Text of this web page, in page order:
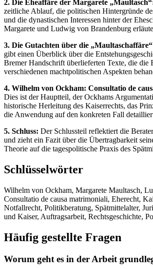
2. Die Eheaffäre der Margarete
zeitliche Ablauf, die politischen Hintergründe
und die dynastischen Interessen hinter der
Margarete und Ludwig von Brandenburg
3. Die Gutachten über die
gibt einen Überblick über die
Bremer Handschrift überlieferten Texte, die die
verschiedenen machtpolitischen Aspekten
4. Wilhelm von Ockham: Consultatio de
Dies ist der Hauptteil, der Ockhams
historische Herleitung des Kaiserrechts, das
die Anwendung auf den konkreten Fall
5. Schluss: Der Schlussteil reflektiert die
und zieht ein Fazit über die Übertragbarkeit
Theorie auf die tagespolitische Praxis des
Schlüsselwörter
Wilhelm von Ockham, Margarete Maultasch,
Consultatio de causa matrimoniali, Eherecht,
Notfallrecht, Politikberatung, Spätmittelalter,
und Kaiser, Auftragsarbeit, Rechtsgeschichte,
Häufig gestellte Fragen
Worum geht es in der Arbeit